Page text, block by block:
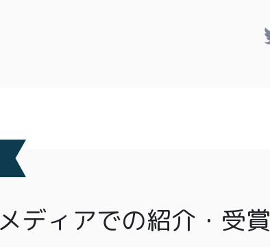
メディアでの紹介・受賞